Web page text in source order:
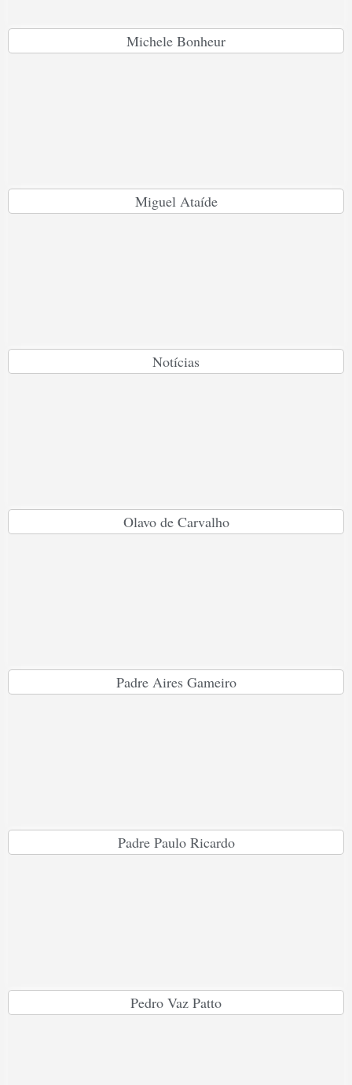
Michele Bonheur
Miguel Ataíde
Notícias
Olavo de Carvalho
Padre Aires Gameiro
Padre Paulo Ricardo
Pedro Vaz Patto